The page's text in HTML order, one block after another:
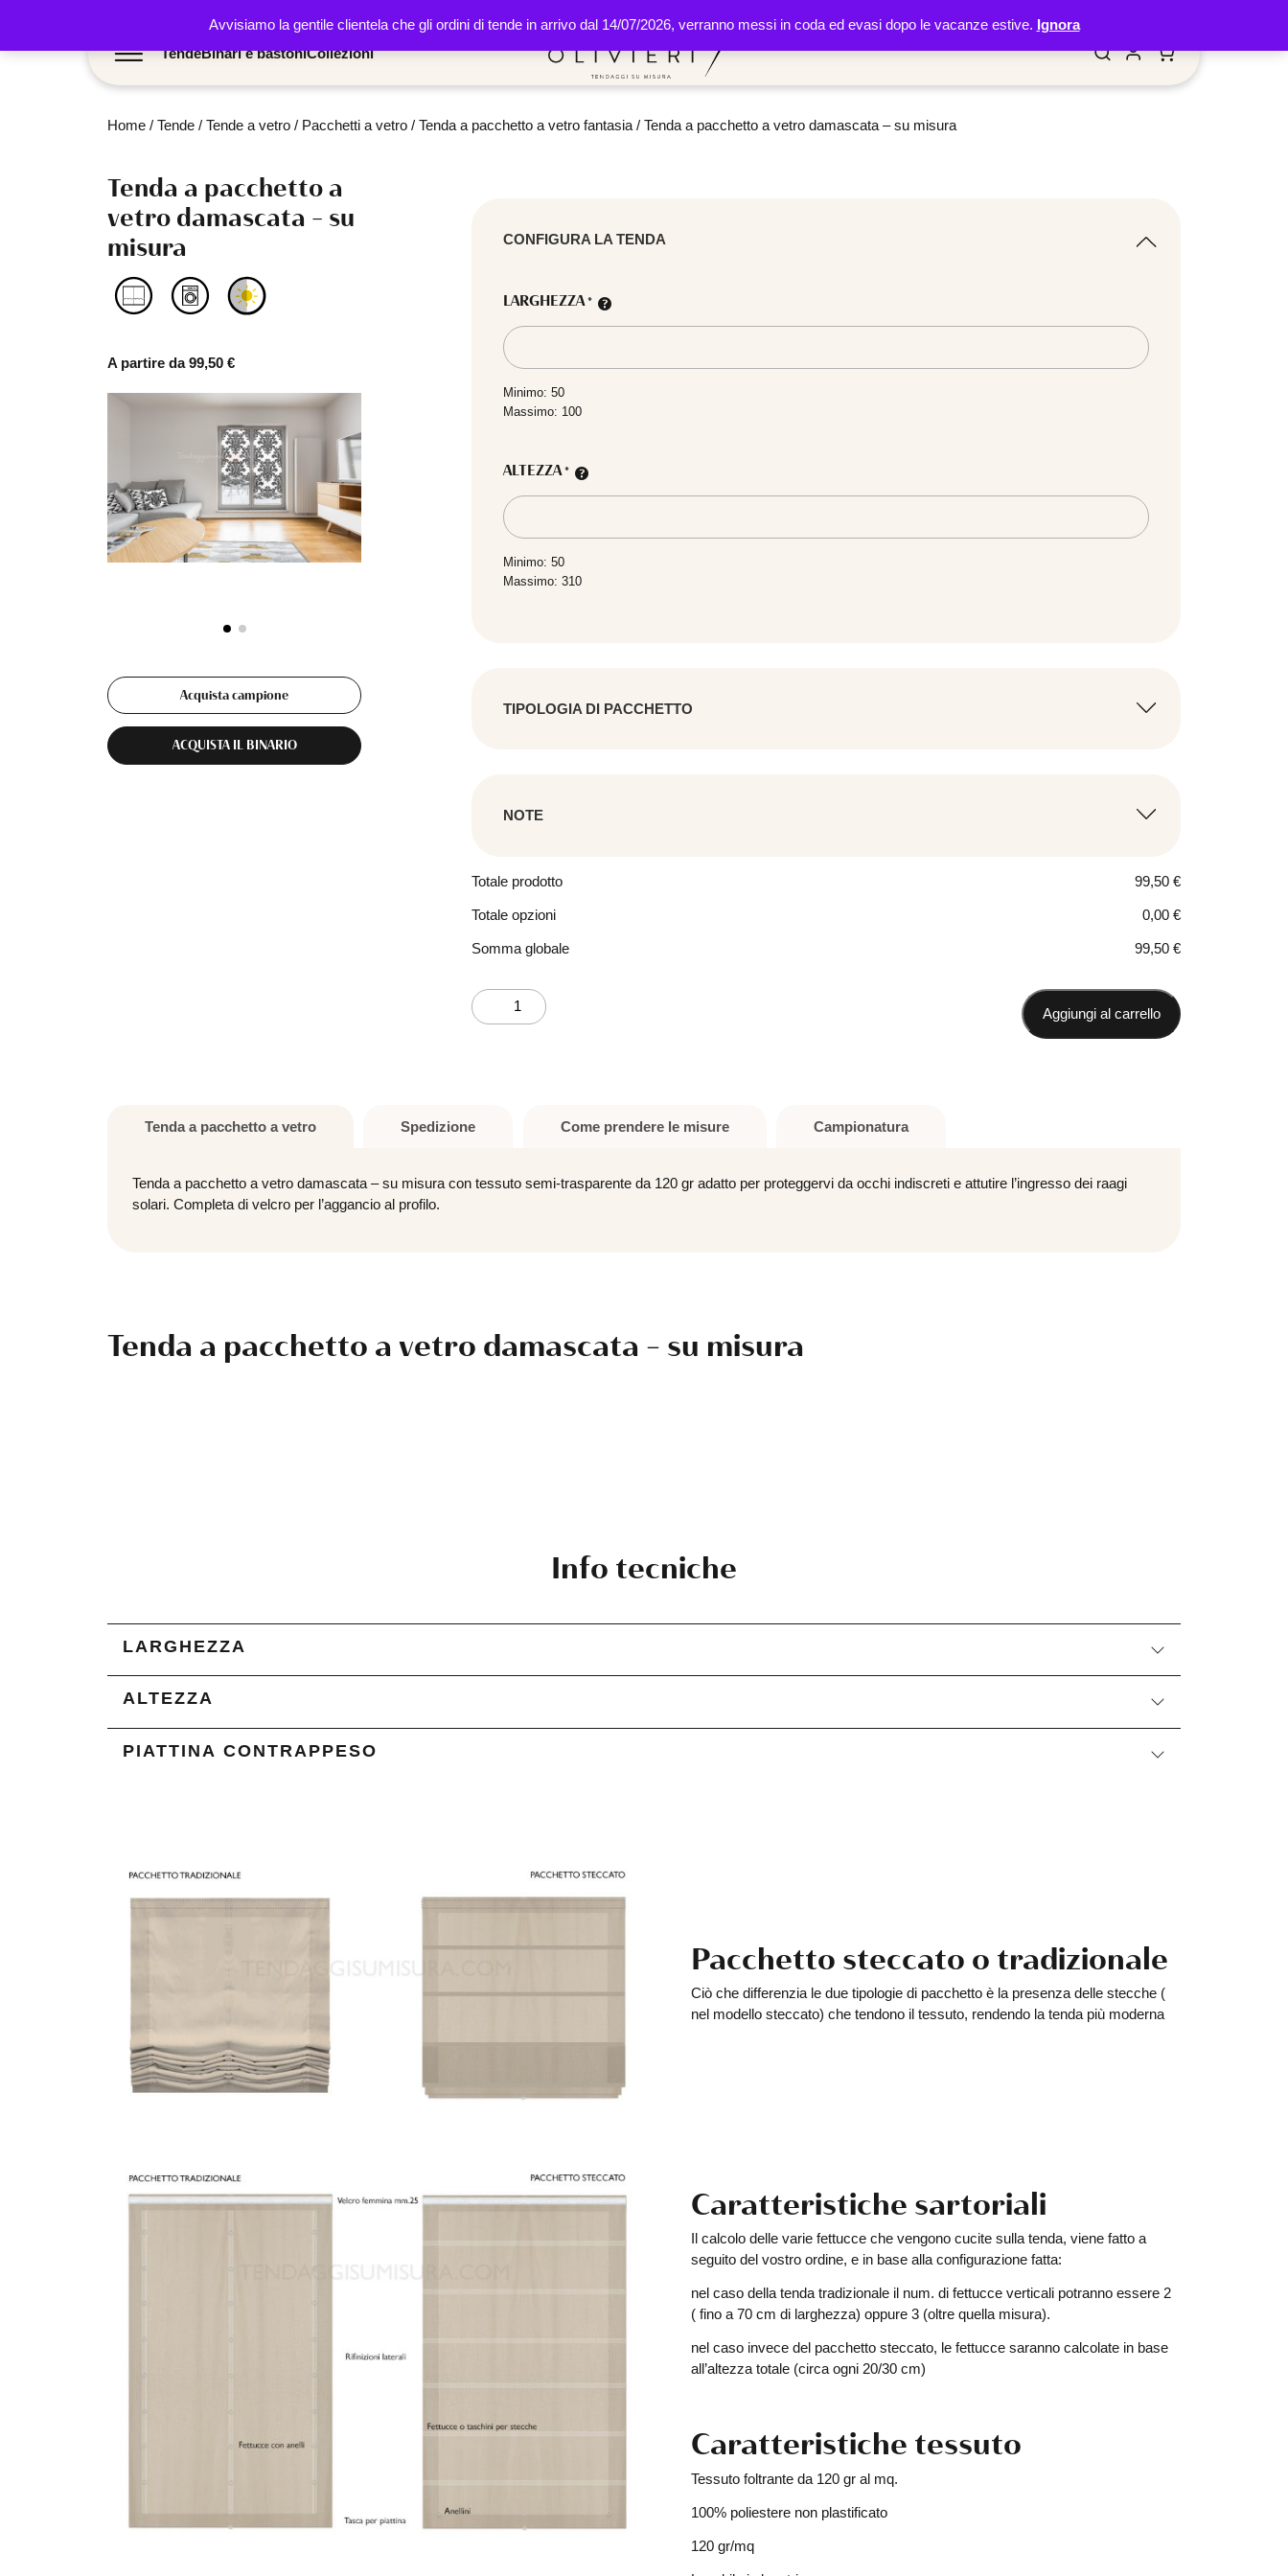
Avvisiamo la gentile clientela che gli ordini di tende in arrivo dal 14/07/2026, verranno messi in coda ed evasi dopo le vacanze estive. Ignora
TendeBinari e bastoniCollezioni
Home/ Tende/ Tende a vetro/ Pacchetti a vetro/ Tenda a pacchetto a vetro fantasia/ Tenda a pacchetto a vetro damascata – su misura
Tenda a pacchetto a
vetro damascata – su
misura
A partire da 99,50 €
Acquista campione
ACQUISTA IL BINARIO
CONFIGURA LA TENDA
LARGHEZZA*
Minimo: 50
Massimo: 100
ALTEZZA*
Minimo: 50
Massimo: 310
TIPOLOGIA DI PACCHETTO
PIATTINA DI CONTRAPPESO
NOTE
Totale prodotto 99,50€
Totale opzioni 0,00€
Somma globale 99,50€
Tenda
a
-
quantità
Aggiungi al carrello
Tenda a pacchetto a vetro Spedizione Come prendere le misure Campionatura
Tenda a pacchetto a vetro damascata – su misura con tessuto semi-trasparente da 120 gr adatto per proteggervi da occhi indiscreti e attutire l’ingresso dei raagi
solari. Completa di velcro per l’aggancio al profilo.
Tenda a pacchetto a vetro damascata - su misura
Info tecniche
LARGHEZZA
ALTEZZA
PIATTINA CONTRAPPESO
Pacchetto steccato o tradizionale
Ciò che differenzia le due tipologie di pacchetto è la presenza delle stecche (
nel modello steccato) che tendono il tessuto, rendendo la tenda più moderna
Caratteristiche sartoriali
Il calcolo delle varie fettucce che vengono cucite sulla tenda, viene fatto a
seguito del vostro ordine, e in base alla configurazione fatta:
nel caso della tenda tradizionale il num. di fettucce verticali potranno essere 2
( fino a 70 cm di larghezza) oppure 3 (oltre quella misura).
nel caso invece del pacchetto steccato, le fettucce saranno calcolate in base
all’altezza totale (circa ogni 20/30 cm)
Caratteristiche tessuto
Tessuto foltrante da 120 gr al mq.
100% poliestere non plastificato
120 gr/mq